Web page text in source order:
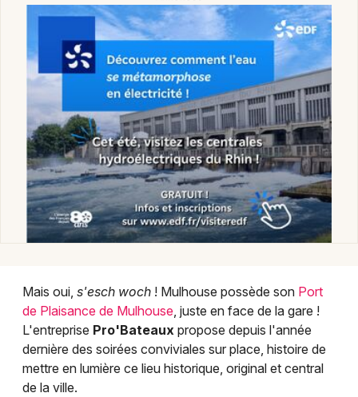
Soirées
Sorties famille
Expos
Sorties & loisirs
Manifestations dans le Haut-Rhin
Manifestations en Alsace
Manifestations dans le Grand Est
Jeux concours
Newsletter des sorties
Toutes les villes
Mais oui, s'esch woch ! Mulhouse possède son Port
de Plaisance de Mulhouse, juste en face de la gare !
L'entreprise Pro'Bateaux propose depuis l'année
dernière des soirées conviviales sur place, histoire de
mettre en lumière ce lieu historique, original et central
de la ville.